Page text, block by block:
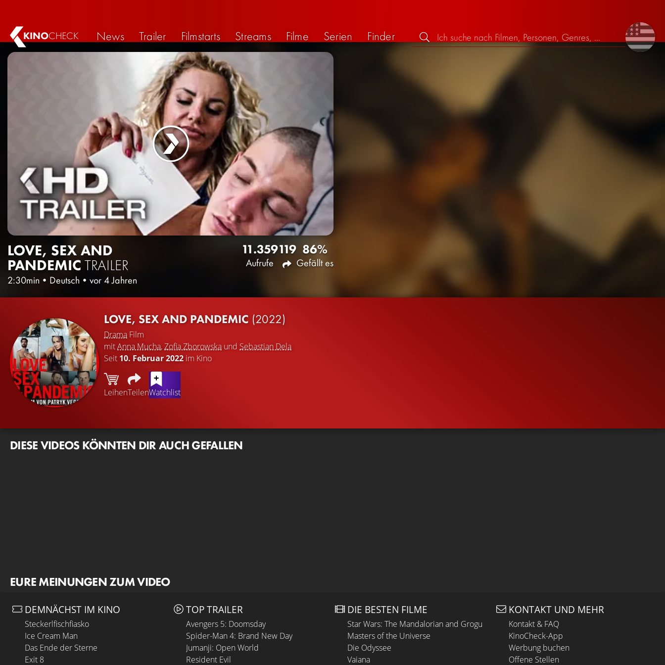
KINOCHECK News Trailer Filmstarts Streams Filme Serien Finder
LOVE, SEX AND
PANDEMIC TRAILER
2:30min • Deutsch • vor 4 Jahren
11.359
Aufrufe
119 86%
Gefällt es
LOVE, SEX AND PANDEMIC (2022)
Drama Film
mitAnna Mucha,Zofia Zborowska und Sebastian Dela
Seit 10. Februar 2022im Kino
LeihenTeilenWatchlist
DIESE VIDEOS KÖNNTEN DIR AUCH GEFALLEN
EURE MEINUNGEN ZUM VIDEO
DEMNÄCHST IM KINO
Steckerlfischfiasko
Ice Cream Man
Das Ende der Sterne
Exit 8
TOP TRAILER
Avengers 5: Doomsday
Spider-Man 4: Brand New Day
Jumanji: Open World
Resident Evil
DIE BESTEN FILME
Star Wars: The Mandalorian and Grogu
Masters of the Universe
Die Odyssee
Vaiana
KONTAKT UND MEHR
Kontakt & FAQ
KinoCheck-App
Werbung buchen
Offene Stellen